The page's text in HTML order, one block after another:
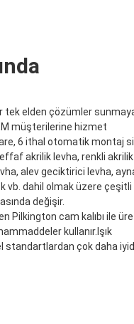
tek elden çözümler
müşterilerine hizmet
6 ithal otomatik montaj
akrilik levha, renkli
alev geciktirici levha,
vb. dahil olmak üzere çeşitli
değişir.
Pilkington cam kalıbı ile
kullanır.Işık
standartlardan çok daha